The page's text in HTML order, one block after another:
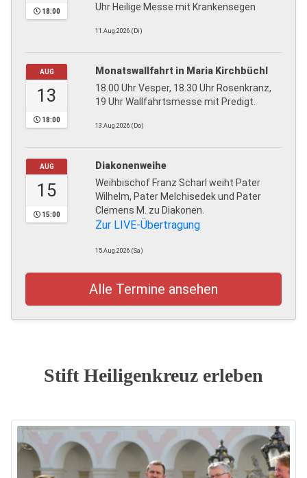
18:00
Uhr Heilige Messe mit Krankensegen
11.Aug.2026 (Di)
AUG
13
18:00
Monatswallfahrt in Maria Kirchbüchl
18.00 Uhr Vesper, 18.30 Uhr Rosenkranz,
19 Uhr Wallfahrtsmesse mit Predigt.
13.Aug.2026 (Do)
AUG
15
15:00
Diakonenweihe
Weihbischof Franz Scharl weiht Pater
Wilhelm, Pater Melchisedek und Pater
Clemens M. zu Diakonen.
Zur LIVE-Übertragung
15.Aug.2026 (Sa)
Alle Termine ansehen
Stift Heiligenkreuz erleben